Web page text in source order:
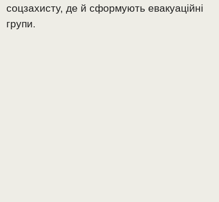
соцзахисту, де й сформують евакуаційні
групи.